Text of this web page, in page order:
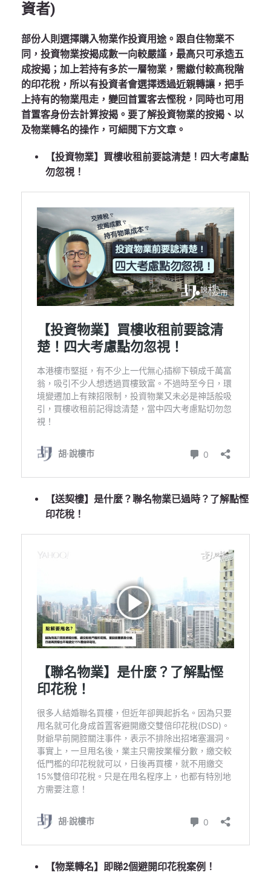
資者)
部份人則選擇購入物業作投資用途。跟自住物業不
同，投資物業按揭成數一向較嚴謹，最高只可承造五
成按揭；加上若持有多於一層物業，需繳付較高稅階
的印花稅，所以有投資者會選擇透過近親轉讓，把手
上持有的物業甩走，變回首置客去慳稅，同時也可用
首置客身份去計算按揭。要了解投資物業的按揭、以
及物業轉名的操作，可細閱下方文章。
【投資物業】買樓收租前要諗清楚！四大考慮點
勿忽視！
【送契樓】是什麼？聯名物業已過時？了解點慳
印花稅！
【物業轉名】即睇2個避開印花稅案例！